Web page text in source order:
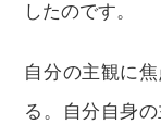
したのです。
自分の主観に
る。自分自身